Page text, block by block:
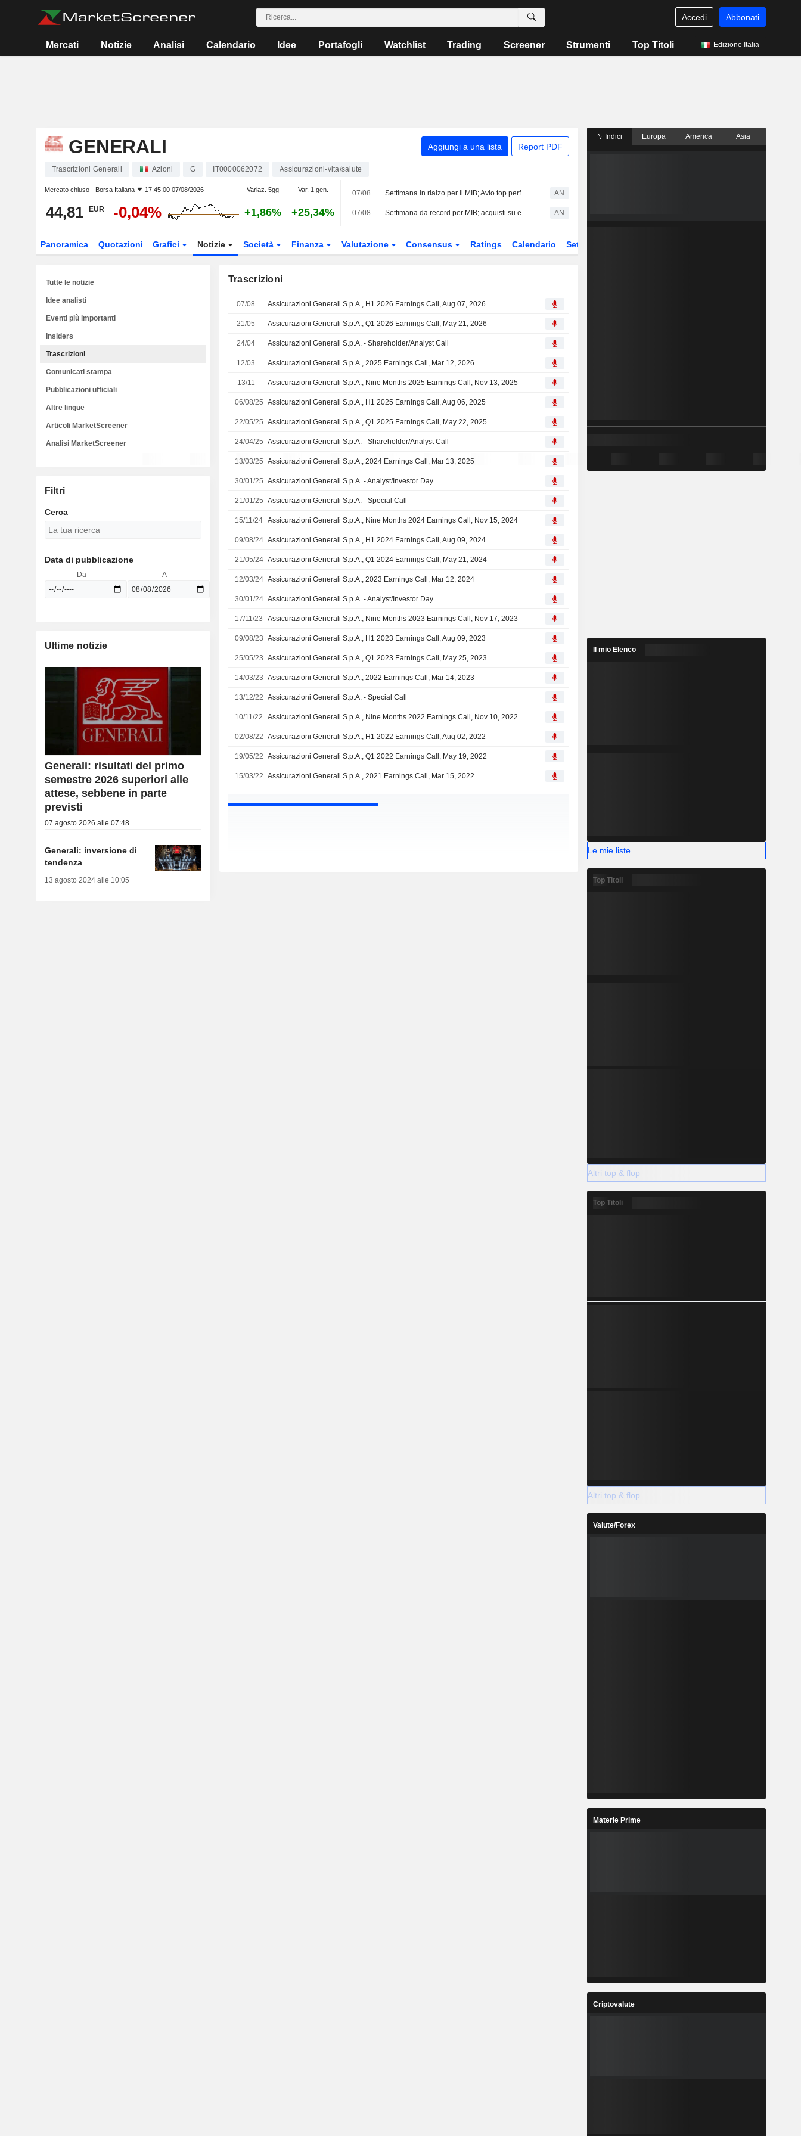
Accedi Abbonati
Mercati Notizie Analisi Calendario Idee Portafogli Watchlist Trading Screener Strumenti Top Titoli Edizione Italia
GENERALI Aggiungi a una lista Report PDF
Trascrizioni Generali Azioni G IT0000062072 Assicurazioni-vita/salute
Mercato chiuso - Borsa Italiana 17:45:00 07/08/2026 Variaz. 5gg Var. 1 gen.
44,81 EUR -0,04% +1,86% +25,34%
07/08 Settimana in rialzo per il MIB; Avio top performer, giù Stellantis AN
07/08 Settimana da record per MIB; acquisti su europee AN
Panoramica Quotazioni Grafici Notizie Società Finanza Valutazione Consensus Ratings Calendario Settore
Trascrizioni
07/08 Assicurazioni Generali S.p.A., H1 2026 Earnings Call, Aug 07, 2026
21/05 Assicurazioni Generali S.p.A., Q1 2026 Earnings Call, May 21, 2026
24/04 Assicurazioni Generali S.p.A. - Shareholder/Analyst Call
12/03 Assicurazioni Generali S.p.A., 2025 Earnings Call, Mar 12, 2026
13/11 Assicurazioni Generali S.p.A., Nine Months 2025 Earnings Call, Nov 13, 2025
06/08/25 Assicurazioni Generali S.p.A., H1 2025 Earnings Call, Aug 06, 2025
22/05/25 Assicurazioni Generali S.p.A., Q1 2025 Earnings Call, May 22, 2025
24/04/25 Assicurazioni Generali S.p.A. - Shareholder/Analyst Call
13/03/25 Assicurazioni Generali S.p.A., 2024 Earnings Call, Mar 13, 2025
30/01/25 Assicurazioni Generali S.p.A. - Analyst/Investor Day
21/01/25 Assicurazioni Generali S.p.A. - Special Call
15/11/24 Assicurazioni Generali S.p.A., Nine Months 2024 Earnings Call, Nov 15, 2024
09/08/24 Assicurazioni Generali S.p.A., H1 2024 Earnings Call, Aug 09, 2024
21/05/24 Assicurazioni Generali S.p.A., Q1 2024 Earnings Call, May 21, 2024
12/03/24 Assicurazioni Generali S.p.A., 2023 Earnings Call, Mar 12, 2024
30/01/24 Assicurazioni Generali S.p.A. - Analyst/Investor Day
17/11/23 Assicurazioni Generali S.p.A., Nine Months 2023 Earnings Call, Nov 17, 2023
09/08/23 Assicurazioni Generali S.p.A., H1 2023 Earnings Call, Aug 09, 2023
25/05/23 Assicurazioni Generali S.p.A., Q1 2023 Earnings Call, May 25, 2023
14/03/23 Assicurazioni Generali S.p.A., 2022 Earnings Call, Mar 14, 2023
13/12/22 Assicurazioni Generali S.p.A. - Special Call
10/11/22 Assicurazioni Generali S.p.A., Nine Months 2022 Earnings Call, Nov 10, 2022
02/08/22 Assicurazioni Generali S.p.A., H1 2022 Earnings Call, Aug 02, 2022
19/05/22 Assicurazioni Generali S.p.A., Q1 2022 Earnings Call, May 19, 2022
15/03/22 Assicurazioni Generali S.p.A., 2021 Earnings Call, Mar 15, 2022
Tutte le notizie
Idee analisti
Eventi più importanti
Insiders
Trascrizioni
Comunicati stampa
Pubblicazioni ufficiali
Altre lingue
Articoli MarketScreener
Analisi MarketScreener
Filtri
Cerca
Data di pubblicazione
Da A
Ultime notizie
Generali: risultati del primo
semestre 2026 superiori alle
attese, sebbene in parte
previsti
07 agosto 2026 alle 07:48
Generali: inversione di
tendenza
13 agosto 2024 alle 10:05
Indici Europa America Asia
Il mio Elenco
Le mie liste
Top Titoli
Altri top & flop
Top Titoli
Altri top & flop
Valute/Forex
Materie Prime
Criptovalute